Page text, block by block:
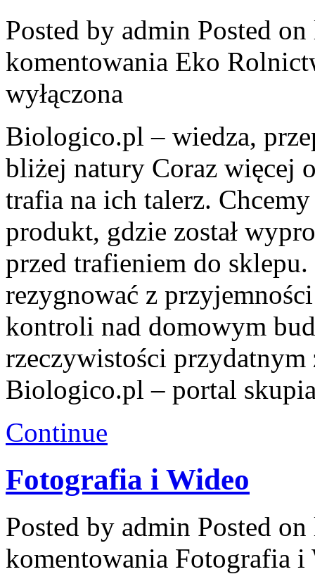
Posted by admin Posted
komentowania Eko
wyłączona
Biologico.pl – wiedza,
bliżej natury Coraz więcej
trafia na ich talerz.
produkt, gdzie został
przed trafieniem do
rezygnować z
kontroli nad domowym
rzeczywistości przydatnym
Biologico.pl – portal
Continue
Fotografia i Wideo
Posted by admin Posted
komentowania Fotografia i